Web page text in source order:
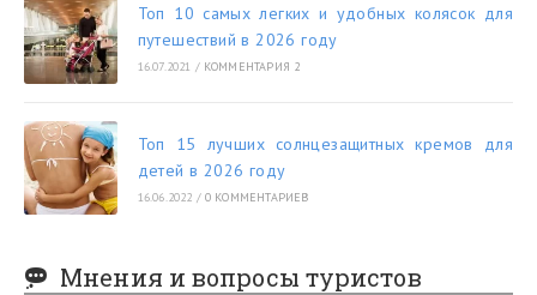
Топ 10 самых легких и удобных колясок для
путешествий в 2026 году
16.07.2021 / КОММЕНТАРИЯ 2
Топ 15 лучших солнцезащитных кремов для
детей в 2026 году
16.06.2022 / 0 КОММЕНТАРИЕВ
Мнения и вопросы туристов